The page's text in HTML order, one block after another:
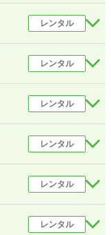
レンタル
レンタル
レンタル
レンタル
レンタル
レンタル